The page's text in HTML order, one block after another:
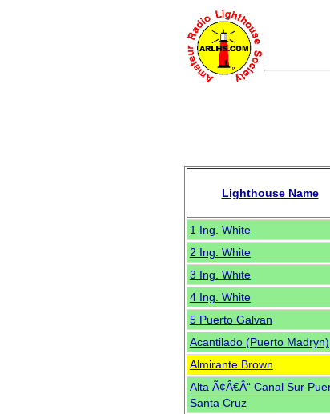
Lighthouse Name
1 Ing. White
2 Ing. White
3 Ing. White
4 Ing. White
5 Puerto Galvan
Acantilado (Puerto Madryn)
Almirante Brown
Alta Ã¢Â€Â“ Canal Sur
Santa Cruz